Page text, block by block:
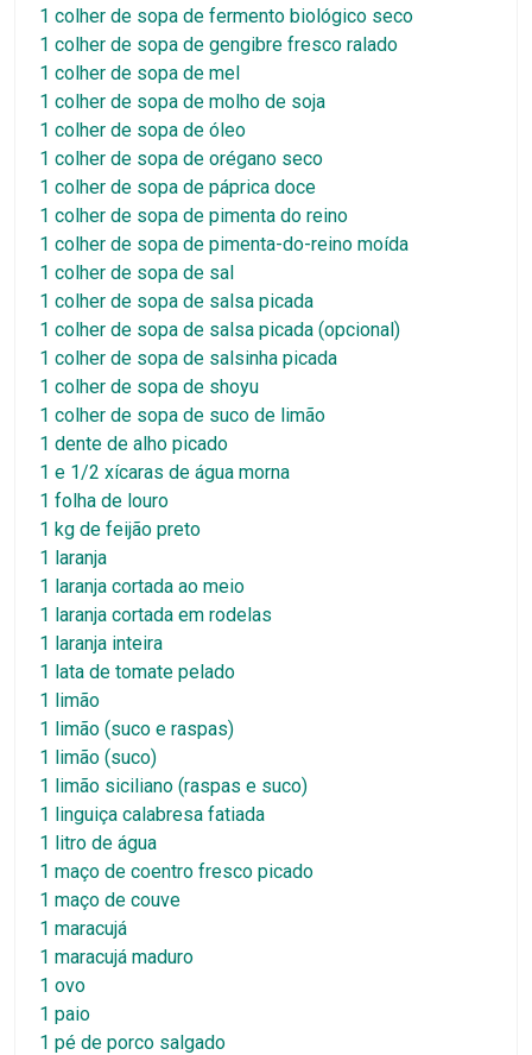
1 colher de sopa de fermento biológico seco
1 colher de sopa de gengibre fresco ralado
1 colher de sopa de mel
1 colher de sopa de molho de soja
1 colher de sopa de óleo
1 colher de sopa de orégano seco
1 colher de sopa de páprica doce
1 colher de sopa de pimenta do reino
1 colher de sopa de pimenta-do-reino moída
1 colher de sopa de sal
1 colher de sopa de salsa picada
1 colher de sopa de salsa picada (opcional)
1 colher de sopa de salsinha picada
1 colher de sopa de shoyu
1 colher de sopa de suco de limão
1 dente de alho picado
1 e 1/2 xícaras de água morna
1 folha de louro
1 kg de feijão preto
1 laranja
1 laranja cortada ao meio
1 laranja cortada em rodelas
1 laranja inteira
1 lata de tomate pelado
1 limão
1 limão (suco e raspas)
1 limão (suco)
1 limão siciliano (raspas e suco)
1 linguiça calabresa fatiada
1 litro de água
1 maço de coentro fresco picado
1 maço de couve
1 maracujá
1 maracujá maduro
1 ovo
1 paio
1 pé de porco salgado